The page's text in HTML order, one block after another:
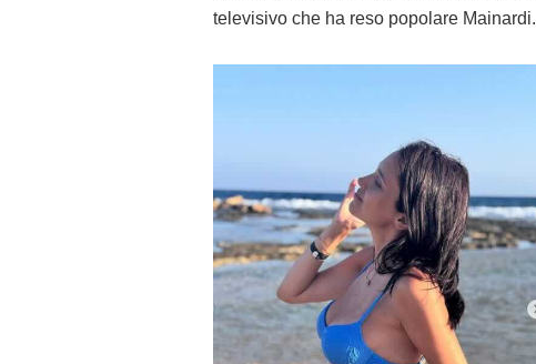
televisivo che ha reso popolare Mainardi.